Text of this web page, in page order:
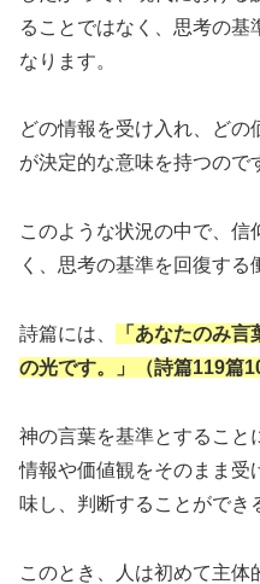
ることではなく、思考の基
なります。
どの情報を受け入れ、ど
が決定的な意味を持つので
このような状況の中で、信
く、思考の基準を回復する
詩篇には、
「あなたのみ
の光です。」（詩篇119篇
神の言葉を基準とすること
情報や価値観をそのまま受
味し、判断することができ
このとき、人は初めて主体